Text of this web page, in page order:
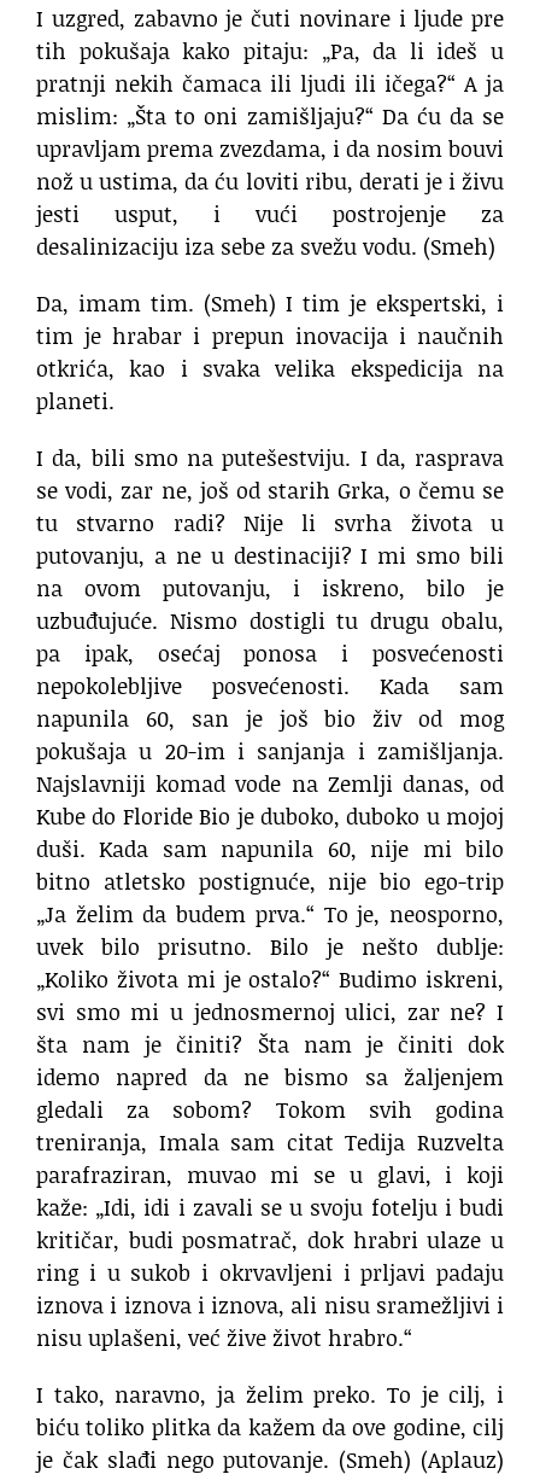
I uzgred, zabavno je čuti novinare i ljude pre
tih pokušaja kako pitaju: „Pa, da li ideš u
pratnji nekih čamaca ili ljudi ili ičega?“ A ja
mislim: „Šta to oni zamišljaju?“ Da ću da se
upravljam prema zvezdama, i da nosim bouvi
nož u ustima, da ću loviti ribu, derati je i živu
jesti usput,
i vući postrojenje za
desalinizaciju iza sebe za svežu vodu. (Smeh)
Da, imam tim. (Smeh) I tim je ekspertski, i
tim je hrabar i prepun inovacija i naučnih
otkrića, kao i svaka velika ekspedicija na
planeti.
I da, bili smo na putešestviju. I da, rasprava
se vodi, zar ne, još od starih Grka, o čemu se
tu stvarno radi?
Nije li svrha života u
putovanju, a ne u destinaciji? I mi smo bili
na ovom putovanju,
i iskreno, bilo je
uzbuđujuće. Nismo dostigli tu drugu obalu,
pa ipak, osećaj ponosa i posvećenosti
nepokolebljive posvećenosti.
Kada sam
napunila 60, san je još bio živ od mog
pokušaja u 20-im i sanjanja i zamišljanja.
Najslavniji komad vode na Zemlji danas, od
Kube do Floride Bio je duboko, duboko u mojoj
duši. Kada sam napunila 60, nije mi bilo
bitno atletsko postignuće, nije bio ego-trip
„Ja želim da budem prva.“ To je, neosporno,
uvek bilo prisutno.
Bilo je nešto dublje:
„Koliko života mi je ostalo?“ Budimo iskreni,
svi smo mi u jednosmernoj ulici, zar ne? I
šta nam je činiti? Šta nam je činiti dok
idemo napred da ne bismo sa žaljenjem
gledali za sobom?
Tokom svih godina
treniranja, Imala sam citat Tedija Ruzvelta
parafraziran, muvao mi se u glavi, i koji
kaže: „Idi, idi i zavali se u svoju fotelju i budi
kritičar, budi posmatrač, dok hrabri ulaze u
ring i u sukob i okrvavljeni i prljavi padaju
iznova i iznova i iznova, ali nisu sramežljivi i
nisu uplašeni, već žive život hrabro.“
I tako, naravno, ja želim preko. To je cilj, i
biću toliko plitka da kažem da ove godine, cilj
je čak slađi nego putovanje. (Smeh) (Aplauz)